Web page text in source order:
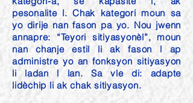
pesonalite l. Chak kategori moun sa
yo dirije nan fason pa yo. Nou jwenn
annapre: “Teyori sitiyasyonèl”, moun
nan chanje estil li ak fason l ap
administre yo an fonksyon sitiyasyon
li ladan l lan. Sa vle di: adapte
lidèchip li ak chak sitiyasyon.